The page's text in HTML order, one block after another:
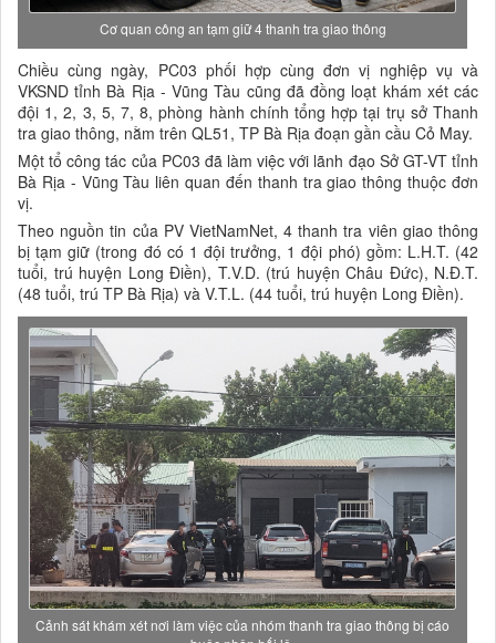
Cơ quan công an tạm giữ 4 thanh tra giao thông
Chiều cùng ngày, PC03 phối hợp cùng đơn vị nghiệp vụ và
VKSND tỉnh Bà Rịa - Vũng Tàu cũng đã đồng loạt khám xét các
đội 1, 2, 3, 5, 7, 8, phòng hành chính tổng hợp tại trụ sở Thanh
tra giao thông, nằm trên QL51, TP Bà Rịa đoạn gần cầu Cỏ May.
Một tổ công tác của PC03 đã làm việc với lãnh đạo Sở GT-VT tỉnh
Bà Rịa - Vũng Tàu liên quan đến thanh tra giao thông thuộc đơn
vị.
Theo nguồn tin của PV VietNamNet, 4 thanh tra viên giao thông
bị tạm giữ (trong đó có 1 đội trưởng, 1 đội phó) gồm: L.H.T. (42
tuổi, trú huyện Long Điền), T.V.D. (trú huyện Châu Đức), N.Đ.T.
(48 tuổi, trú TP Bà Rịa) và V.T.L. (44 tuổi, trú huyện Long Điền).
Cảnh sát khám xét nơi làm việc của nhóm thanh tra giao thông bị cáo